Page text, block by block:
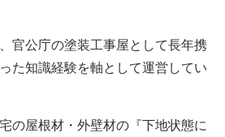
官公庁の塗装工事屋として長年携
た知識経験を軸として運営してい
の屋根材・外壁材の『下地状態に